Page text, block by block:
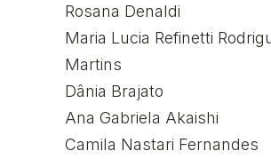
Rosana Denaldi
Maria Lucia Refinetti
Martins
Dânia Brajato
Ana Gabriela Akaishi
Camila Nastari Fernandes